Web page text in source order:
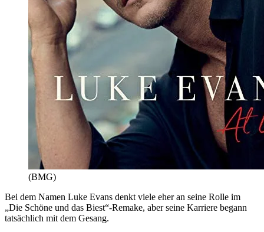
(BMG)
Bei dem Namen Luke Evans denkt viele eher an seine Rolle im
„Die Schöne und das Biest“-Remake, aber seine Karriere begann
tatsächlich mit dem Gesang.